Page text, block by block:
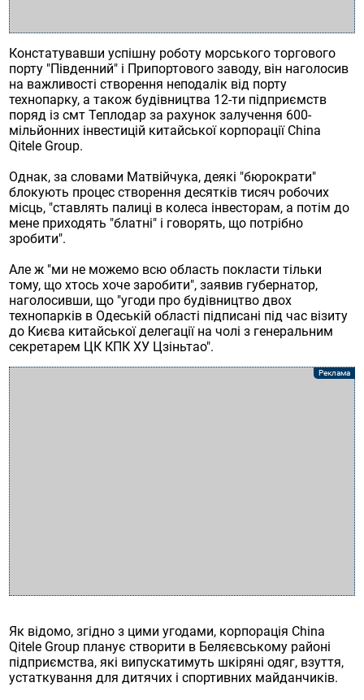
Констатувавши успішну роботу морського торгового
порту "Південний" і Припортового заводу, він наголосив
на важливості створення неподалік від порту
технопарку, а також будівництва 12-ти підприємств
поряд із смт Теплодар за рахунок залучення 600-
мільйонних інвестицій китайської корпорації Сhina
Qitele Group.
Однак, за словами Матвійчука, деякі "бюрократи"
блокують процес створення десятків тисяч робочих
місць, "ставлять палиці в колеса інвесторам, а потім до
мене приходять "блатні" і говорять, що потрібно
зробити".
Але ж "ми не можемо всю область покласти тільки
тому, що хтось хоче заробити", заявив губернатор,
наголосивши, що "угоди про будівництво двох
технопарків в Одеській області підписані під час візиту
до Києва китайської делегації на чолі з генеральним
секретарем ЦК КПК ХУ Цзіньтао".
Як відомо, згідно з цими угодами, корпорація Сhina
Qitele Group планує створити в Беляєвському районі
підприємства, які випускатимуть шкіряні одяг, взуття,
устаткування для дитячих і спортивних майданчиків.